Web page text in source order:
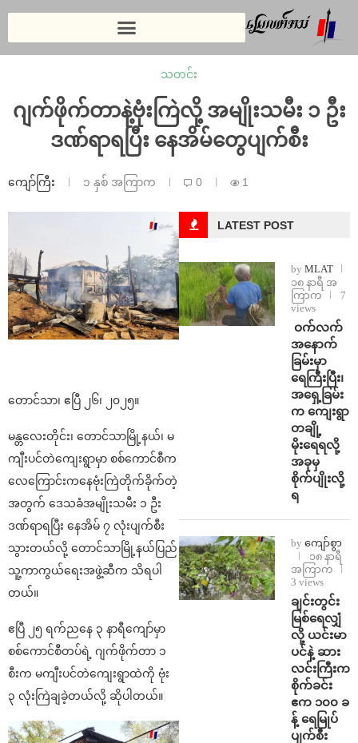
သတင်း
ဂျက်ဖိုက်တာနဲ့ဗုံးကြဲလို့ အမျိုးသမီး ၁ ဦး
ဒဏ်ရာရပြီး နေအိမ်တွေပျက်စီး
ကျော်ကြီး ၁ နှစ် အကြာက 0 1
တောင်သာ၊ ဧပြီ ၂၆၊ ၂၀၂၅။
မန္တလေးတိုင်း၊ တောင်သာမြို့နယ်၊ မ
ကျီးပင်တဲကျေးရွာမှာ စစ်ကောင်စီက
လေကြောင်းကနေဗုံးကြဲတိုက်ခိုက်တဲ့
အတွက် ဒေသခံအမျိုးသမီး ၁ ဦး
ဒဏ်ရာရပြီး နေအိမ် ၇ လုံးပျက်စီး
သွားတယ်လို့ တောင်သာမြို့နယ်ပြည်
သူ့ကာကွယ်ရေးအဖွဲ့ဆီက သိရပါ
တယ်။
ဧပြီ ၂၅ ရက်ညနေ ၃ နာရီကျော်မှာ
စစ်ကောင်စီတပ်ရဲ့ ဂျက်ဖိုက်တာ ၁
စီးက မကျီးပင်တဲကျေးရွာထဲကို ဗုံး
၃ လုံးကြဲချခဲ့တယ်လို့ ဆိုပါတယ်။
LATEST POST
by MLAT
၁၈ နာရီ အ
ကြာက
7
views
⁩ ⁨ဝက်လက်
အနောက်
ခြမ်းမှာ
ရေကြီးပြီး၊
အရှေ့ခြမ်း
က ကျေးရွာ
တချို့
မိုးရေရလို့
အခုမှ
စိုက်ပျိုးလို့
ရ
by ကျော်စွာ
၁၈ နာရီ
အကြာက
3 views
ချင်းတွင်း
မြစ်ရေလျှံ
လို့ ယင်းမာ
ပင်နဲ့ ဆား
လင်းကြီးက
စိုက်ခင်း
ဧက ၁၀၀ ခ
န့် ရေမြုပ်
ပျက်စီး